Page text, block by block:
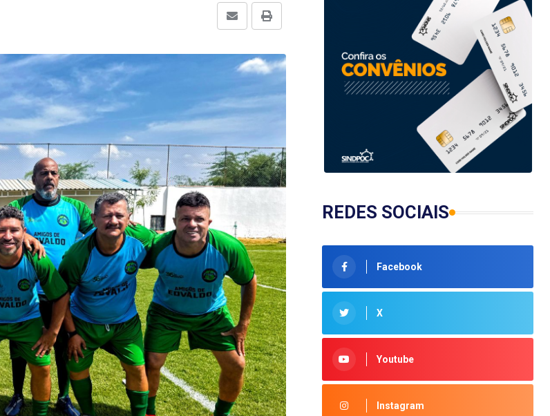
REDES SOCIAIS
Facebook
X
Youtube
Instagram